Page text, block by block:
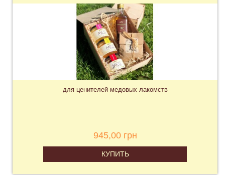
для ценителей медовых лакомств
945,00 грн
КУПИТЬ